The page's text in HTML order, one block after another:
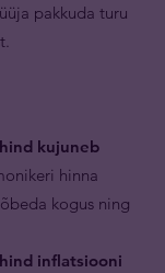
pakkuda turu
kujuneb
hinna
kogus ning
inflatsiooni